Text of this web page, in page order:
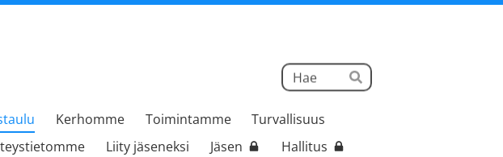
Haku
Hae
Kerhomme Toimintamme
Turvallisuus
Liity jäseneksi Jäsen
Hallitus